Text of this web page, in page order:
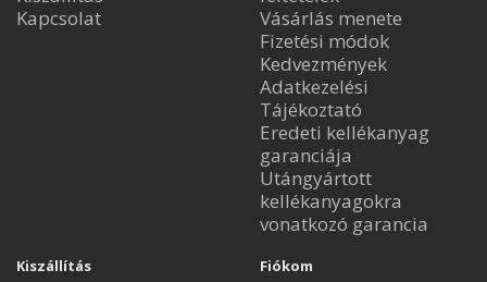
Kapcsolat
Vásárlás menete
Fizetési módok
Kedvezmények
Adatkezelési
Tájékoztató
Eredeti kellékanyag
garanciája
Utángyártott
kellékanyagokra
vonatkozó garancia
Kiszállítás Fiókom